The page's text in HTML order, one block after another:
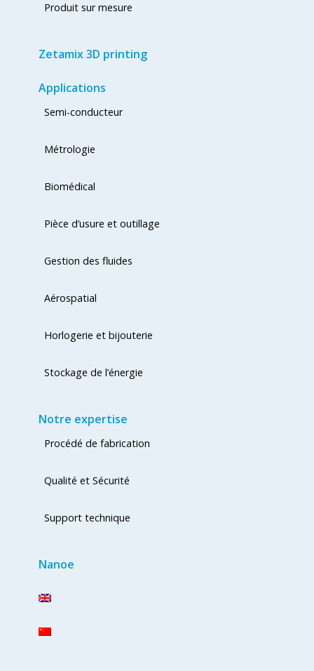
Produit sur mesure
Zetamix 3D printing
Applications
Semi-conducteur
Métrologie
Biomédical
Pièce d’usure et outillage
Gestion des fluides
Aérospatial
Horlogerie et bijouterie
Stockage de l’énergie
Notre expertise
Procédé de fabrication
Qualité et Sécurité
Support technique
Nanoe